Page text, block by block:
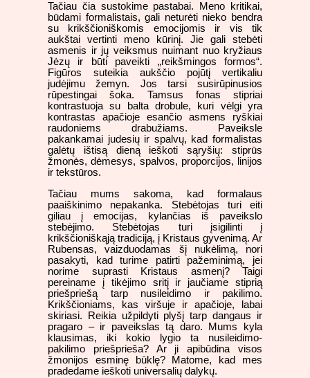
Tačiau čia sustokime pastabai. Meno kritikai,
būdami formalistais, gali neturėti nieko bendra
su krikščioniškomis emocijomis ir vis tik
aukštai vertinti meno kūrinį. Jie gali stebėti
asmenis ir jų veiksmus nuimant nuo kryžiaus
Jėzų ir būti paveikti „reikšmingos formos“.
Figūros suteikia aukščio pojūtį vertikaliu
judėjimu žemyn. Jos tarsi susirūpinusios
rūpestingai šoka. Tamsus fonas stipriai
kontrastuoja su balta drobule, kuri vėlgi yra
kontrastas apačioje esančio asmens ryškiai
raudoniems drabužiams. Paveiksle
pakankamai judesių ir spalvų, kad formalistas
galėtų ištisą dieną ieškoti sąryšių: stiprūs
žmonės, dėmesys, spalvos, proporcijos, linijos
ir tekstūros.
Tačiau mums sakoma, kad formalaus
paaiškinimo nepakanka. Stebėtojas turi eiti
giliau į emocijas, kylančias iš paveikslo
stebėjimo. Stebėtojas turi įsigilinti į
krikščioniškąją tradiciją, į Kristaus gyvenimą. Ar
Rubensas, vaizduodamas šį nukėlimą, nori
pasakyti, kad turime patirti pažeminimą, jei
norime suprasti Kristaus asmenį? Taigi
pereiname į tikėjimo sritį ir jaučiame stiprią
priešpriešą tarp nusileidimo ir pakilimo.
Krikščioniams, kas viršuje ir apačioje, labai
skiriasi. Reikia užpildyti plyšį tarp dangaus ir
pragaro – ir paveikslas tą daro. Mums kyla
klausimas, iki kokio lygio ta nusileidimo-
pakilimo priešprieša? Ar ji apibūdina visos
žmonijos esminę būklę? Matome, kad mes
pradedame ieškoti universalių dalykų.